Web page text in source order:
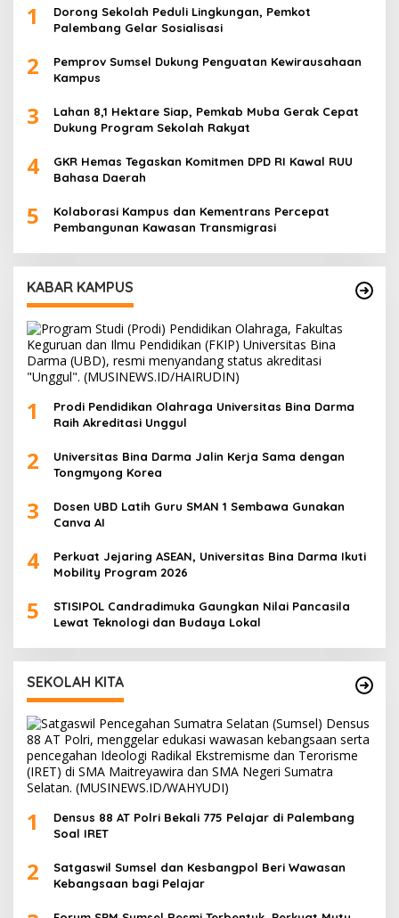
1
Dorong Sekolah Peduli Lingkungan, Pemkot
Palembang Gelar Sosialisasi
2
Pemprov Sumsel Dukung Penguatan Kewirausahaan
Kampus
3
Lahan 8,1 Hektare Siap, Pemkab Muba Gerak Cepat
Dukung Program Sekolah Rakyat
4
GKR Hemas Tegaskan Komitmen DPD RI Kawal RUU
Bahasa Daerah
5
Kolaborasi Kampus dan Kementrans Percepat
Pembangunan Kawasan Transmigrasi
KABAR KAMPUS
1
Prodi Pendidikan Olahraga Universitas Bina Darma
Raih Akreditasi Unggul
2
Universitas Bina Darma Jalin Kerja Sama dengan
Tongmyong Korea
3
Dosen UBD Latih Guru SMAN 1 Sembawa Gunakan
Canva AI
4
Perkuat Jejaring ASEAN, Universitas Bina Darma Ikuti
Mobility Program 2026
5
STISIPOL Candradimuka Gaungkan Nilai Pancasila
Lewat Teknologi dan Budaya Lokal
SEKOLAH KITA
1
Densus 88 AT Polri Bekali 775 Pelajar di Palembang
Soal IRET
2
Satgaswil Sumsel dan Kesbangpol Beri Wawasan
Kebangsaan bagi Pelajar